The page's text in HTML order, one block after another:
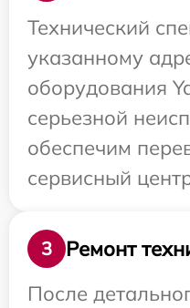
Технический
указанному
оборудования
серьезной
обеспечим
сервисный
3
Ремонт
После